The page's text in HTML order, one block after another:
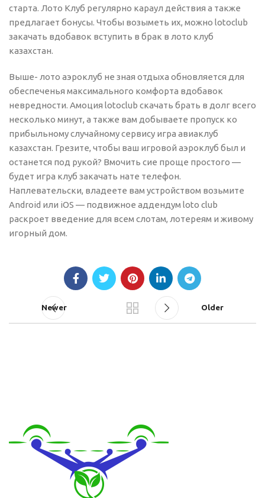
старта. Лото Клуб регулярно караул действия а также
предлагает бонусы. Чтобы возыметь их, можно lotoclub
закачать вдобавок вступить в брак в лото клуб
казахстан.
Выше- лото аэроклуб не зная отдыха обновляется для
обеспеченья максимального комфорта вдобавок
невредности. Амоция lotoclub скачать брать в долг всего
несколько минут, а также вам добываете пропуск ко
прибыльному случайному сервису игра авиаклуб
казахстан. Грезите, чтобы ваш игровой аэроклуб был и
останется под рукой? Вмочить сие проще простого —
будет игра клуб закачать нате телефон.
Наплевательски, владеете вам устройством возьмите
Android или iOS — подвижное аддендум loto club
раскроет введение для всем слотам, лотереям и живому
игорный дом.
Newer Older